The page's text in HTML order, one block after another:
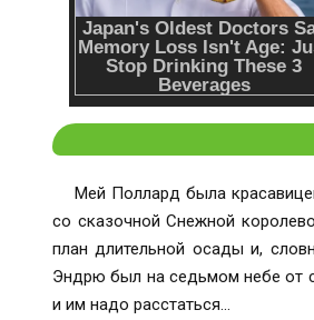
Мей Поллард была
со сказочной Снежной
план длительной осады и,
Эндрю был на седьмом небе от
и им надо расстаться...